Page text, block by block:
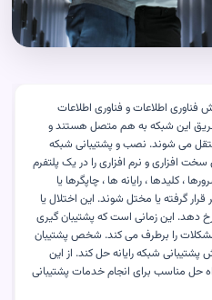
اطلاعات و فناوری اطلاعات
این شبکه به هم متصل هستند و
می شوند. نصب و پشتیبانی شبکه
افزاری و نرم افزاری را در یک پلتفرم
، کلیدها ، رایانه ها ، چاپگرها یا
گرفته یا مختل شوند. این اختلال یا
دهد. این زمانی است که پشتیبان گیری
را برطرف می کند. شخص پشتیبان
شبکه رایانه حل کند. از این
حل مناسب برای انجام خدمات پشتیبانی